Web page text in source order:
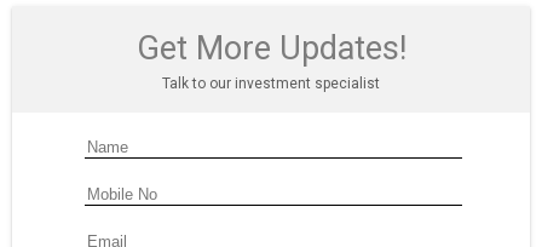
Get More Updates!
Talk to our investment specialist